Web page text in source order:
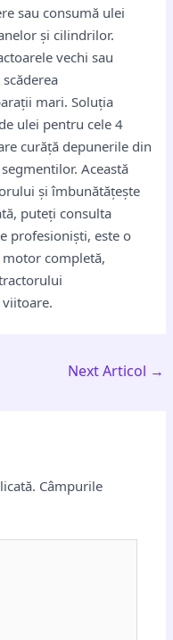
sau consumă ulei
și cilindrilor.
vechi sau
mari. Soluția
ulei pentru cele 4
curăță depunerile din
Această
și îmbunătățește
puteți consulta
profesioniști, este o
completă,
Next Articol →
Câmpurile